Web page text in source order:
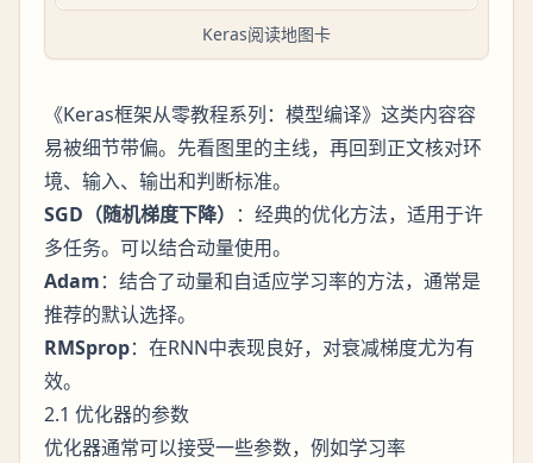
Keras阅读地图卡
《Keras框架从零教程系列：模型编译》这类内容容
易被细节带偏。先看图里的主线，再回到正文核对环
境、输入、输出和判断标准。
SGD（随机梯度下降） ：经典的优化方法，适用于许
多任务。可以结合动量使用。
Adam：结合了动量和自适应学习率的方法，通常是
推荐的默认选择。
RMSprop：在RNN中表现良好，对衰减梯度尤为有
效。
2.1 优化器的参数
优化器通常可以接受一些参数，例如学习率